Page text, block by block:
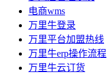
电商wms
万里牛登录
万里平台加盟热线
万里牛erp操作流程
万里牛云订货